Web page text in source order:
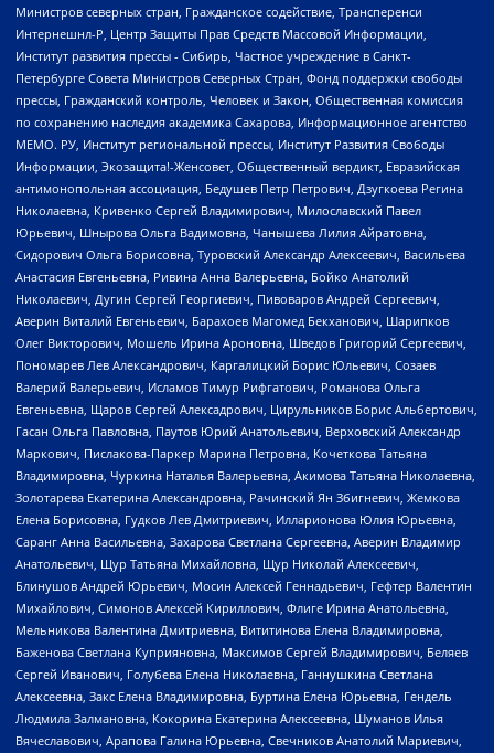
Министров северных стран, Гражданское содействие, Трансперенси
Интернешнл-Р, Центр Защиты Прав Средств Массовой Информации,
Институт развития прессы - Сибирь, Частное учреждение в Санкт-
Петербурге Совета Министров Северных Стран, Фонд поддержки свободы
прессы, Гражданский контроль, Человек и Закон, Общественная комиссия
по сохранению наследия академика Сахарова, Информационное агентство
МЕМО. РУ, Институт региональной прессы, Институт Развития Свободы
Информации, Экозащита!-Женсовет, Общественный вердикт, Евразийская
антимонопольная ассоциация, Бедушев Петр Петрович, Дзугкоева Регина
Николаевна, Кривенко Сергей Владимирович, Милославский Павел
Юрьевич, Шнырова Ольга Вадимовна, Чанышева Лилия Айратовна,
Сидорович Ольга Борисовна, Туровский Александр Алексеевич, Васильева
Анастасия Евгеньевна, Ривина Анна Валерьевна, Бойко Анатолий
Николаевич, Дугин Сергей Георгиевич, Пивоваров Андрей Сергеевич,
Аверин Виталий Евгеньевич, Барахоев Магомед Бекханович, Шарипков
Олег Викторович, Мошель Ирина Ароновна, Шведов Григорий Сергеевич,
Пономарев Лев Александрович, Каргалицкий Борис Юльевич, Созаев
Валерий Валерьевич, Исламов Тимур Рифгатович, Романова Ольга
Евгеньевна, Щаров Сергей Алексадрович, Цирульников Борис Альбертович,
Гасан Ольга Павловна, Паутов Юрий Анатольевич, Верховский Александр
Маркович, Пислакова-Паркер Марина Петровна, Кочеткова Татьяна
Владимировна, Чуркина Наталья Валерьевна, Акимова Татьяна Николаевна,
Золотарева Екатерина Александровна, Рачинский Ян Збигневич, Жемкова
Елена Борисовна, Гудков Лев Дмитриевич, Илларионова Юлия Юрьевна,
Саранг Анна Васильевна, Захарова Светлана Сергеевна, Аверин Владимир
Анатольевич, Щур Татьяна Михайловна, Щур Николай Алексеевич,
Блинушов Андрей Юрьевич, Мосин Алексей Геннадьевич, Гефтер Валентин
Михайлович, Симонов Алексей Кириллович, Флиге Ирина Анатольевна,
Мельникова Валентина Дмитриевна, Вититинова Елена Владимировна,
Баженова Светлана Куприяновна, Максимов Сергей Владимирович, Беляев
Сергей Иванович, Голубева Елена Николаевна, Ганнушкина Светлана
Алексеевна, Закс Елена Владимировна, Буртина Елена Юрьевна, Гендель
Людмила Залмановна, Кокорина Екатерина Алексеевна, Шуманов Илья
Вячеславович, Арапова Галина Юрьевна, Свечников Анатолий Мариевич,